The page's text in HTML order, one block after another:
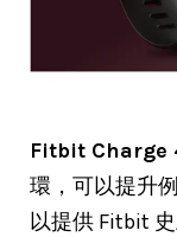
Fitbit Charge
環，可以提升
以提供 Fitbit